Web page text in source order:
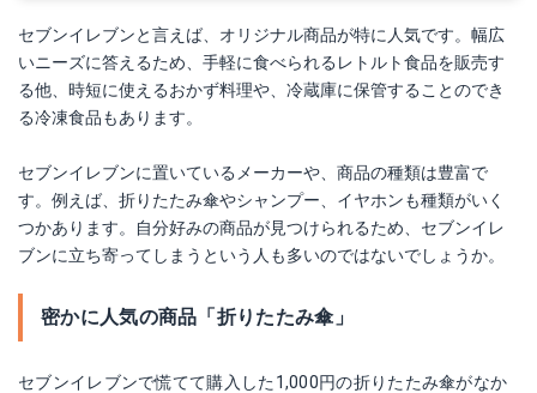
セブンイレブンと言えば、オリジナル商品が特に人気です。幅広
いニーズに答えるため、手軽に食べられるレトルト食品を販売す
る他、時短に使えるおかず料理や、冷蔵庫に保管することのでき
る冷凍食品もあります。
セブンイレブンに置いているメーカーや、商品の種類は豊富で
す。例えば、折りたたみ傘やシャンプー、イヤホンも種類がいく
つかあります。自分好みの商品が見つけられるため、セブンイレ
ブンに立ち寄ってしまうという人も多いのではないでしょうか。
密かに人気の商品「折りたたみ傘」
セブンイレブンで慌てて購入した1,000円の折りたたみ傘がなか